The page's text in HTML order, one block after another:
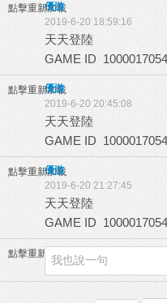
點擊重新加載
優游
2019-6-20 18:59:16
天天登陸
GAME ID
點擊重新加載
優游
2019-6-20 20:45:08
天天登陸
GAME ID
點擊重新加載
優游
2019-6-20 21:27:45
天天登陸
GAME ID
點擊重新加載